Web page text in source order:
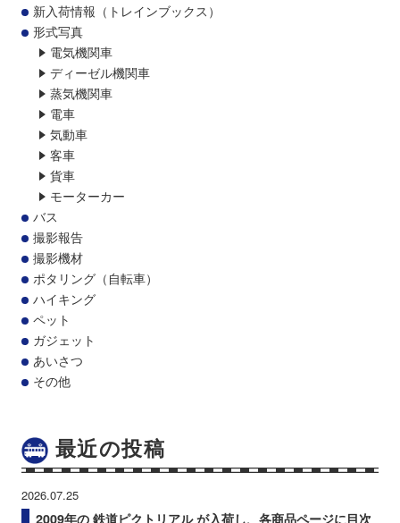
新入荷情報（トレインブックス）
形式写真
電気機関車
ディーゼル機関車
蒸気機関車
電車
気動車
客車
貨車
モーターカー
バス
撮影報告
撮影機材
ポタリング（自転車）
ハイキング
ペット
ガジェット
あいさつ
その他
最近の投稿
2026.07.25
2009年の 鉄道ピクトリアル が入荷し、各商品ページに目次